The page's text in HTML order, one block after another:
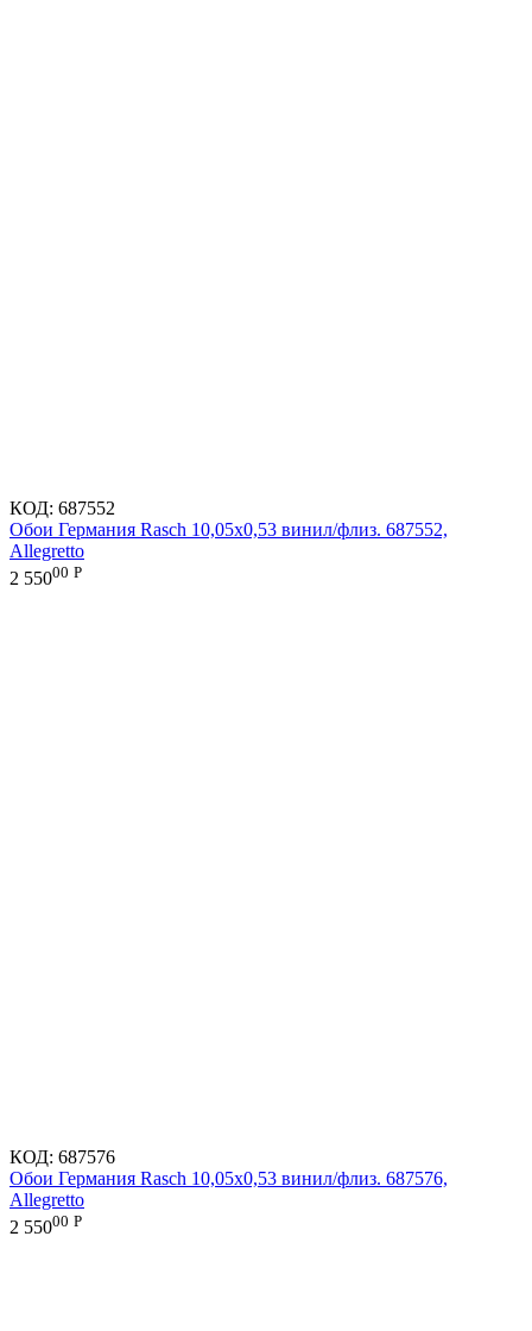
КОД: 687552
Обои Германия Rasch 10,05x0,53 винил/флиз. 687552,
Allegretto
2 55000 Р
КОД: 687576
Обои Германия Rasch 10,05x0,53 винил/флиз. 687576,
Allegretto
2 55000 Р